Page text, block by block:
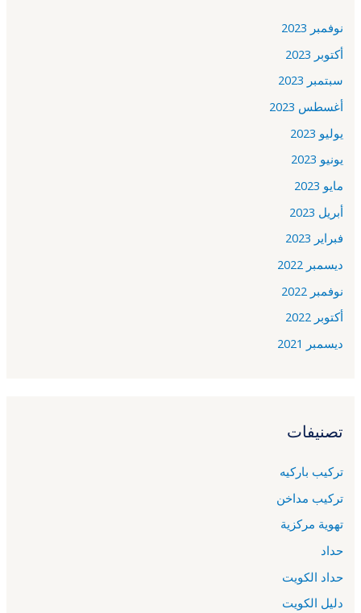
نوفمبر 2023
أكتوبر 2023
سبتمبر 2023
أغسطس 2023
يوليو 2023
يونيو 2023
مايو 2023
أبريل 2023
فبراير 2023
ديسمبر 2022
نوفمبر 2022
أكتوبر 2022
ديسمبر 2021
تصنيفات
تركيب باركيه
تركيب مداخن
تهوية مركزية
حداد
حداد الكويت
دليل الكويت